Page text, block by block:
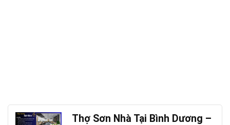
Thợ Sơn Nhà Tại Bình Dương –